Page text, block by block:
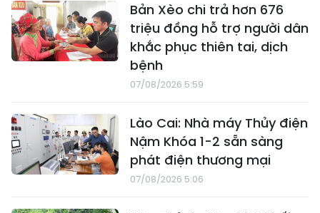
Bản Xèo chi trả hơn 676
triệu đồng hỗ trợ người dân
khắc phục thiên tai, dịch
bệnh
07/08/2026 5:59
Lào Cai: Nhà máy Thủy điện
Nậm Khóa 1-2 sẵn sàng
phát điện thương mại
07/08/2026 5:06